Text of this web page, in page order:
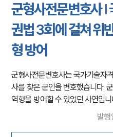
군형사전문변호사 |
권법 3회에 걸쳐 위
형 방어
군형사전문변호사는 국가기술자
사를 찾은 군인을 변호했습니다.
역형을 방어할 수 있었던 사연입니
발행